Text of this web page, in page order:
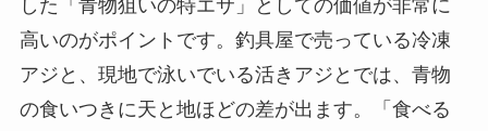
した「青物狙いの特エサ」としての価値が非常に
高いのがポイントです。釣具屋で売っている冷凍
アジと、現地で泳いでいる活きアジとでは、青物
の食いつきに天と地ほどの差が出ます。「食べる